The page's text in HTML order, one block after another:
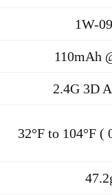
1W-
110mAh
2.4G 3D
32°F to 104°F (